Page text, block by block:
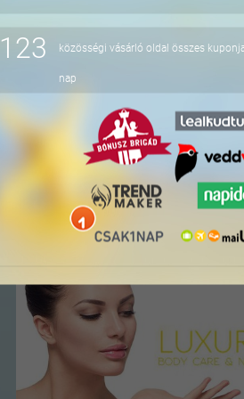
123 közösségi vásárló oldal összes
nap
-50%